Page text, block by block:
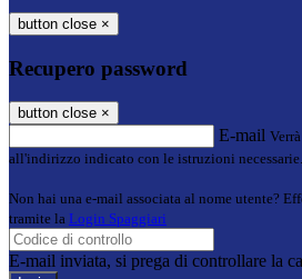
button close ×
Recupero password
button close ×
E-mail
all'indirizzo indicato con le istruzioni necessarie.
Non hai una e-mail associata al nome utente?
tramite la Login Spaggiari
E-mail inviata, si prega di controllare la